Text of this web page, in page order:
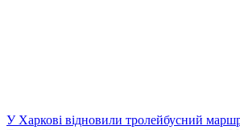
У Харкові відновили тролейбусний